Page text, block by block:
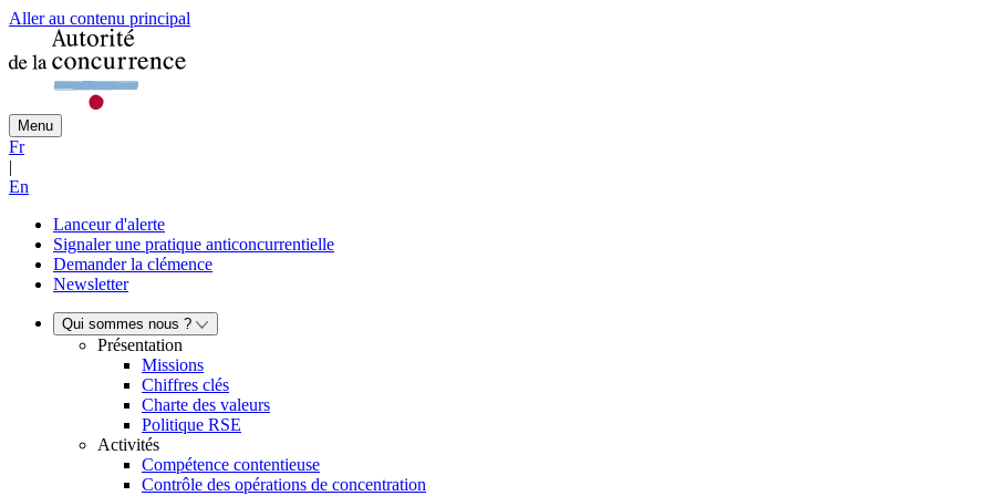
Aller au contenu principal
Menu
Fr
|
En
Lanceur d'alerte
Signaler une pratique anticoncurrentielle
Demander la clémence
Newsletter
Qui sommes nous ?
Présentation
Missions
Chiffres clés
Charte des valeurs
Politique RSE
Activités
Compétence contentieuse
Contrôle des opérations de concentration